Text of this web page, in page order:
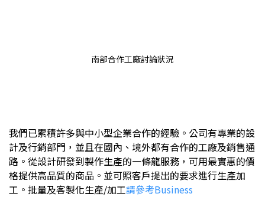
南部合作工廠討論狀況
我們已累積許多與中小型企業合作的經驗。公司有專業的設
計及行銷部門，並且在國內、境外都有合作的工廠及銷售通
路。從設計研發到製作生產的一條龍服務，可用最實惠的價
格提供高品質的商品。並可照客戶提出的要求進行生產加
工。批量及客製化生產/加工請參考Business